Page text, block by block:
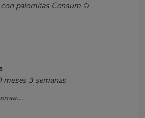
palomitas Consum ☺️
meses 3 semanas